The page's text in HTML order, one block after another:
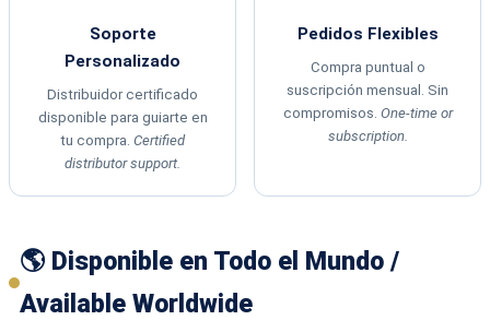
Soporte
Personalizado
Distribuidor certificado
disponible para guiarte en
tu compra. Certified
distributor support.
Pedidos Flexibles
Compra puntual o
suscripción mensual. Sin
compromisos. One-time or
subscription.
🌎 Disponible en Todo el Mundo /
Available Worldwide